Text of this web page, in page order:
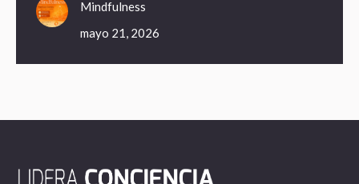
Mindfulness
mayo 21, 2026